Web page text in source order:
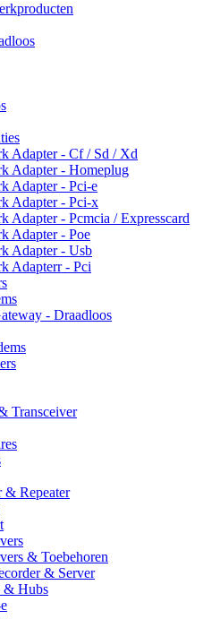
Adapter - Cf / Sd / Xd
Adapter - Homeplug
Adapter - Pci-e
Adapter - Pci-x
Adapter - Pcmcia / Expresscard
Adapter - Poe
Adapter - Usb
Adapterr - Pci
- Draadloos
Transceiver
& Repeater
& Toebehoren
& Server
& Hubs